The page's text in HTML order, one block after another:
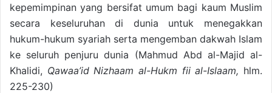
kepemimpinan yang bersifat umum bagi kaum Muslim
secara keseluruhan di dunia untuk menegakkan
hukum-hukum syariah serta mengemban dakwah Islam
ke seluruh penjuru dunia (Mahmud Abd al-Majid al-
Khalidi, Qawaa’id Nizhaam al-Hukm fii al-Islaam, hlm.
225-230)